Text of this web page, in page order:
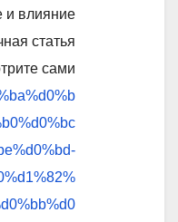
и влияние
статья.
сами: